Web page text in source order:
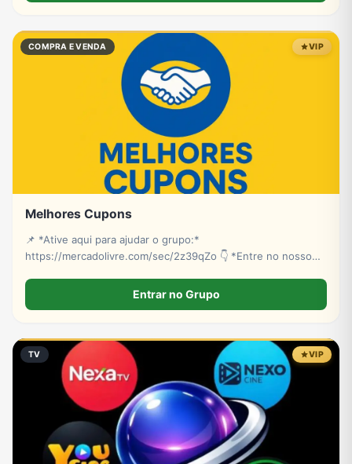
COMPRA E VENDA VIP
Melhores Cupons
📌 *Ative aqui para ajudar o grupo:*
https://mercadolivre.com/sec/2z39qZo 👇 *Entre no nosso
https://chat.whatsapp.com/FX7dSOnRoBL5zAp9kxY1gl?
mode=wwt
Entrar no Grupo
TV VIP